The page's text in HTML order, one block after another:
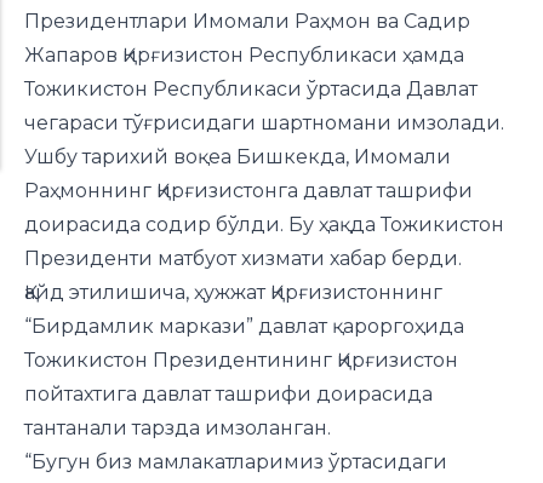
Президентлари Имомали Раҳмон ва Садир
Жапаров Қирғизистон Республикаси ҳамда
Тожикистон Республикаси ўртасида Давлат
чегараси тўғрисидаги шартномани имзолади.
Ушбу тарихий воқеа Бишкекда, Имомали
Раҳмоннинг Қирғизистонга давлат ташрифи
доирасида содир бўлди. Бу ҳақда Тожикистон
Президенти матбуот хизмати хабар берди.
Қайд этилишича, ҳужжат Қирғизистоннинг
“Бирдамлик маркази” давлат қароргоҳида
Тожикистон Президентининг Қирғизистон
пойтахтига давлат ташрифи доирасида
тантанали тарзда имзоланган.
“Бугун биз мамлакатларимиз ўртасидаги